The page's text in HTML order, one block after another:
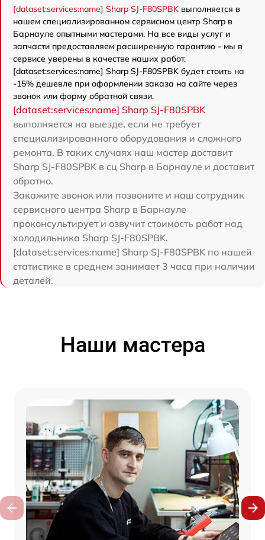
[dataset:services:name] Sharp SJ-F80SPBK выполняется в
нашем специализированном сервисном центр Sharp в
Барнауле опытными мастерами. На все виды услуг и
запчасти предоставляем расширенную гарантию - мы в
сервисе уверены в качестве наших работ.
[dataset:services:name] Sharp SJ-F80SPBK будет стоить на
-15% дешевле при оформлении заказа на сайте через
звонок или форму обратной связи.
[dataset:services:name] Sharp SJ-F80SPBK
выполняется на выезде, если не требует
специализированного оборудования и сложного
ремонта. В таких случаях наш мастер доставит
Sharp SJ-F80SPBK в сц Sharp в Барнауле и доставит
обратно.
Закажите звонок или позвоните и наш сотрудник
сервисного центра Sharp в Барнауле
проконсультирует и озвучит стоимость работ над
холодильника Sharp SJ-F80SPBK.
[dataset:services:name] Sharp SJ-F80SPBK по нашей
статистике в среднем занимает 3 часа при наличии
деталей.
Наши мастера